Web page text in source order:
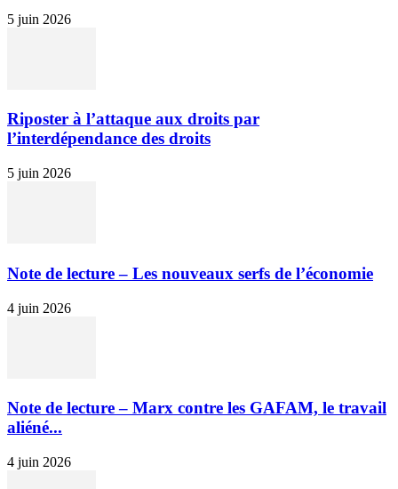
5 juin 2026
Riposter à l’attaque aux droits par
l’interdépendance des droits
5 juin 2026
Note de lecture – Les nouveaux serfs de l’économie
4 juin 2026
Note de lecture – Marx contre les GAFAM, le travail
aliéné...
4 juin 2026